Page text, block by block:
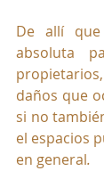
De allí
absoluta
daños que
si no
el espacios
en general.